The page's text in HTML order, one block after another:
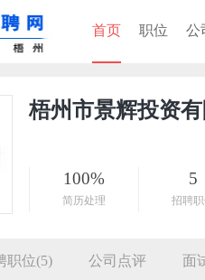
首页 职位 公
梧州市景辉投资
100%
简历处理
5
招聘
职位(5) 公司点评 面